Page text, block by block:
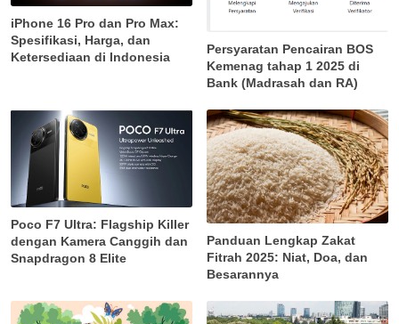
iPhone 16 Pro dan Pro Max:
Spesifikasi, Harga, dan
Ketersediaan di Indonesia
Persyaratan Pencairan BOS
Kemenag tahap 1 2025 di
Bank (Madrasah dan RA)
Poco F7 Ultra: Flagship Killer
dengan Kamera Canggih dan
Snapdragon 8 Elite
Panduan Lengkap Zakat
Fitrah 2025: Niat, Doa, dan
Besarannya